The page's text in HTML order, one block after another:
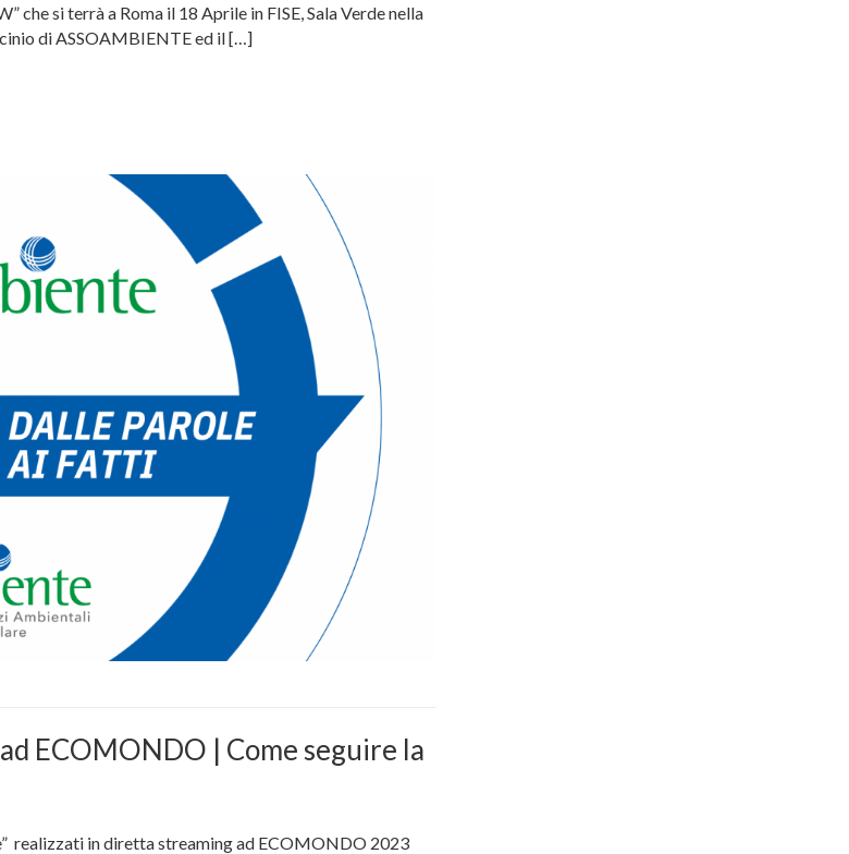
che si terrà a Roma il 18 Aprile in FISE, Sala Verde nella
di ASSOAMBIENTE ed il […]
ECOMONDO | Come seguire la
realizzati in diretta streaming ad ECOMONDO 2023